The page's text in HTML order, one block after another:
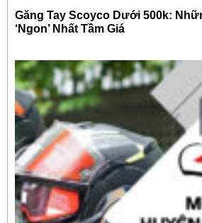
Găng Tay Scoyco Dưới 500k:
‘Ngon’ Nhất Tầm Giá